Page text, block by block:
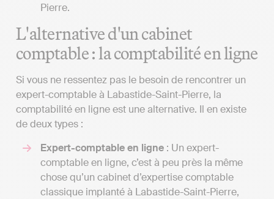
Pierre.
L'alternative d'un cabinet
comptable : la comptabilité en ligne
Si vous ne ressentez pas le besoin de rencontrer un
expert-comptable à Labastide-Saint-Pierre, la
comptabilité en ligne est une alternative. Il en existe
de deux types :
Expert-comptable en ligne : Un expert-
comptable en ligne, c’est à peu près la même
chose qu’un cabinet d’expertise comptable
classique implanté à Labastide-Saint-Pierre,